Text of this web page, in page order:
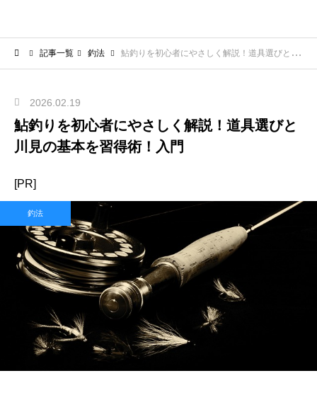
記事一覧 釣法 鮎釣りを初心者にやさしく解説！道具選びと川見の基本を習得術！入門
2026.02.19
鮎釣りを初心者にやさしく解説！道具選びと
川見の基本を習得術！入門
[PR]
釣法